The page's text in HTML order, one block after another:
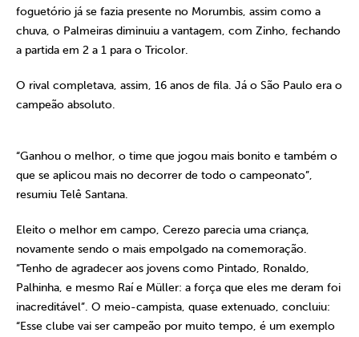
foguetório já se fazia presente no Morumbis, assim como a
chuva, o Palmeiras diminuiu a vantagem, com Zinho, fechando
a partida em 2 a 1 para o Tricolor.
O rival completava, assim, 16 anos de fila. Já o São Paulo era o
campeão absoluto.
“Ganhou o melhor, o time que jogou mais bonito e também o
que se aplicou mais no decorrer de todo o campeonato”,
resumiu Telê Santana.
Eleito o melhor em campo, Cerezo parecia uma criança,
novamente sendo o mais empolgado na comemoração.
“Tenho de agradecer aos jovens como Pintado, Ronaldo,
Palhinha, e mesmo Raí e Müller: a força que eles me deram foi
inacreditável”. O meio-campista, quase extenuado, concluiu:
“Esse clube vai ser campeão por muito tempo, é um exemplo